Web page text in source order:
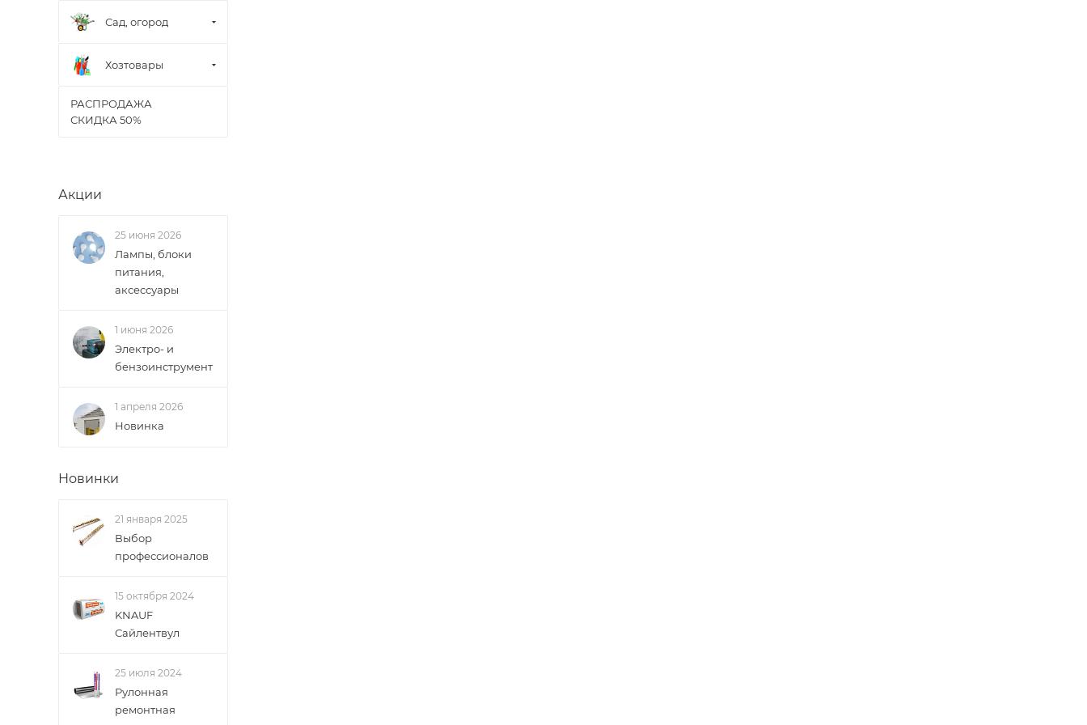
Сад, огород
Хозтовары
РАСПРОДАЖА
СКИДКА 50%
Акции
25 июня 2026
Лампы, блоки
питания,
аксессуары
1 июня 2026
Электро- и
бензоинструмент
1 апреля 2026
Новинка
Новинки
21 января 2025
Выбор
профессионалов
15 октября 2024
KNAUF
Сайлентвул
25 июля 2024
Рулонная
ремонтная